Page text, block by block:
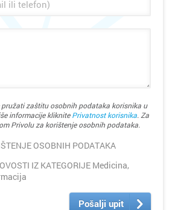
zaštitu osobnih podataka korisnika u
informacije kliknitePrivatnost korisnika. Za
Privolu za korištenje osobnih podataka.
OSOBNIH PODATAKA
IZ KATEGORIJE Medicina,
Pošalji upit